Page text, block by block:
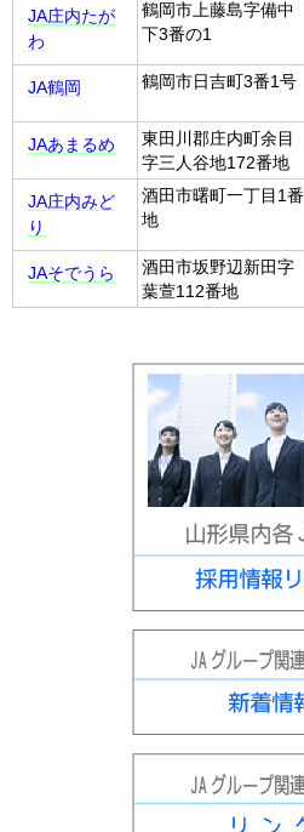
JA庄内たが
わ
鶴岡市上藤島字備中
下3番の1
JA鶴岡 鶴岡市日吉町3番1号
JAあまるめ
東田川郡庄内町余目
字三人谷地172番地
JA庄内みど
り
酒田市曙町一丁目1番
地
JAそでうら
酒田市坂野辺新田字
葉萱112番地